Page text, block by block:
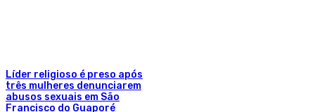
Líder religioso é preso após
três mulheres denunciarem
abusos sexuais em São
Francisco do Guaporé